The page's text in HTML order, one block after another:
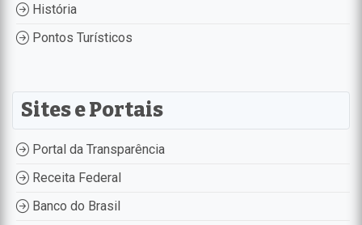
História
Pontos Turísticos
Sites e Portais
Portal da Transparência
Receita Federal
Banco do Brasil